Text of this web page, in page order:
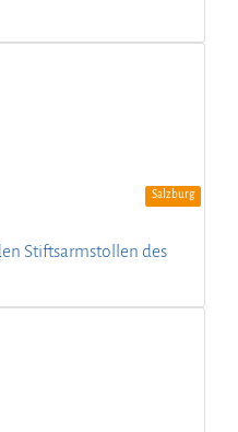
Salzburg
Stiftsarmstollen des